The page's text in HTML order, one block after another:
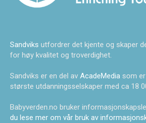
Sandviks utfordrer det kjente og skaper
for høy kvalitet og troverdighet.
Sandviks er en del av AcadeMedia som
største utdanningsselskaper med ca 18
Babyverden.no bruker
du lese mer om vår bruk av